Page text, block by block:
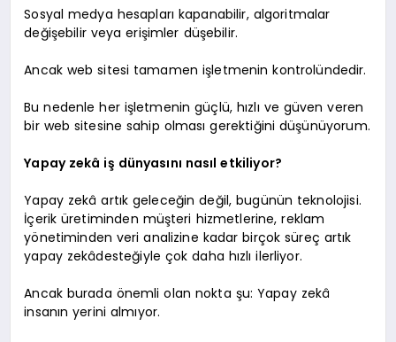
Sosyal medya hesapları kapanabilir, algoritmalar
değişebilir veya erişimler düşebilir.
Ancak web sitesi tamamen işletmenin kontrolündedir.
Bu nedenle her işletmenin güçlü, hızlı ve güven veren
bir web sitesine sahip olması gerektiğini düşünüyorum.
Yapay zekâ iş dünyasını nasıl etkiliyor?
Yapay zekâ artık geleceğin değil, bugünün teknolojisi.
İçerik üretiminden müşteri hizmetlerine, reklam
yönetiminden veri analizine kadar birçok süreç artık
yapay zekâdesteğiyle çok daha hızlı ilerliyor.
Ancak burada önemli olan nokta şu: Yapay zekâ
insanın yerini almıyor.